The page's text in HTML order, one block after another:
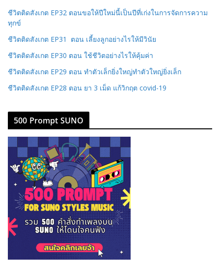
ชีวิตติดสังเกต EP32 ตอนขอให้ปีใหม่นี้เป็นปีที่เก่งในการจัดการความ
ทุกข์
ชีวิตติดสังเกต EP31 ตอน เลี้ยงลูกอย่างไรให้มีวินัย
ชีวิตติดสังเกต EP30 ตอน ใช้ชีวิตอย่างไรให้คุ้มค่า
ชีวิตติดสังเกต EP29 ตอน ทำตัวเล็กยิ่งใหญ่ทำตัวใหญ่ยิ่งเล็ก
ชีวิตติดสังเกต EP28 ตอน ยา 3 เม็ด แก้วิกฤต covid-19
500 Prompt SUNO